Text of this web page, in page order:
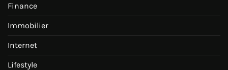
Finance
Immobilier
Internet
Lifestyle